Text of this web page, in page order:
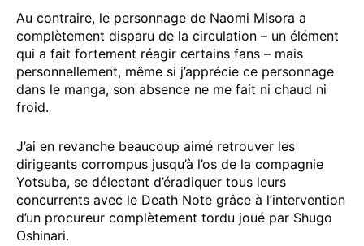
Au contraire, le personnage de Naomi Misora a
complètement disparu de la circulation – un élément
qui a fait fortement réagir certains fans – mais
personnellement, même si j’apprécie ce personnage
dans le manga, son absence ne me fait ni chaud ni
froid.
J’ai en revanche beaucoup aimé retrouver les
dirigeants corrompus jusqu’à l’os de la compagnie
Yotsuba, se délectant d’éradiquer tous leurs
concurrents avec le Death Note grâce à l’intervention
d’un procureur complètement tordu joué par Shugo
Oshinari.